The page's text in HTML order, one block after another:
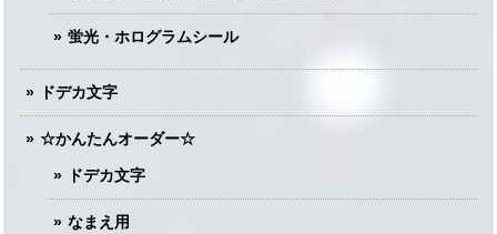
蛍光・ホログラムシール
ドデカ文字
☆かんたんオーダー☆
ドデカ文字
なまえ用